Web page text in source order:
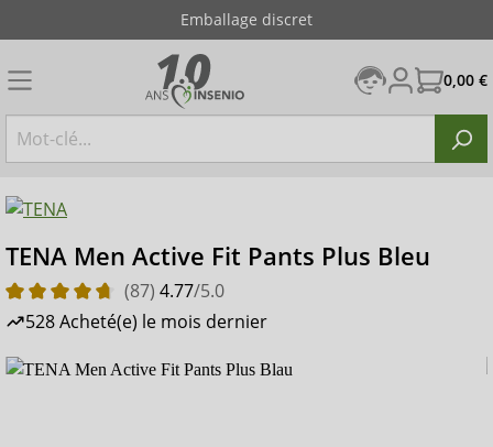
Emballage discret
0,00 €
TENA Men Active Fit Pants Plus Bleu
(87) 4.77/5.0
528 Acheté(e) le mois dernier